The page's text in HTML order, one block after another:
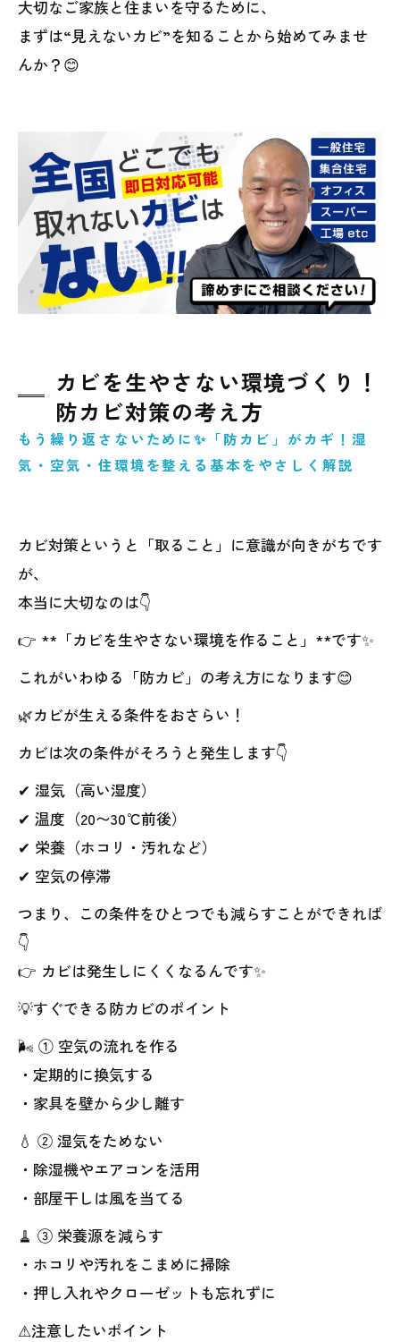
大切なご家族と住まいを守るために、
まずは“見えないカビ”を知ることから始めてみませ
んか？😊
カビを生やさない環境づくり！
防カビ対策の考え方
もう繰り返さないために✨「防カビ」がカギ！湿
気・空気・住環境を整える基本をやさしく解説
カビ対策というと「取ること」に意識が向きがちです
が、
本当に大切なのは👇
👉 **「カビを生やさない環境を作ること」**です✨
これがいわゆる「防カビ」の考え方になります😊
🌿カビが生える条件をおさらい！
カビは次の条件がそろうと発生します👇
✔ 湿気（高い湿度）
✔ 温度（20〜30℃前後）
✔ 栄養（ホコリ・汚れなど）
✔ 空気の停滞
つまり、この条件をひとつでも減らすことができれば
👇
👉 カビは発生しにくくなるんです✨
💡すぐできる防カビのポイント
🌬 ① 空気の流れを作る
・定期的に換気する
・家具を壁から少し離す
💧 ② 湿気をためない
・除湿機やエアコンを活用
・部屋干しは風を当てる
🧹 ③ 栄養源を減らす
・ホコリや汚れをこまめに掃除
・押し入れやクローゼットも忘れずに
⚠注意したいポイント